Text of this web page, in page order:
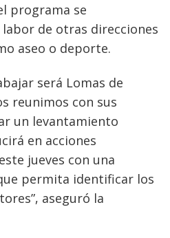
programa se
de otras direcciones
aseo o deporte.
será Lomas de
reunimos con sus
un levantamiento
en acciones
jueves con una
permita identificar los
aseguró la